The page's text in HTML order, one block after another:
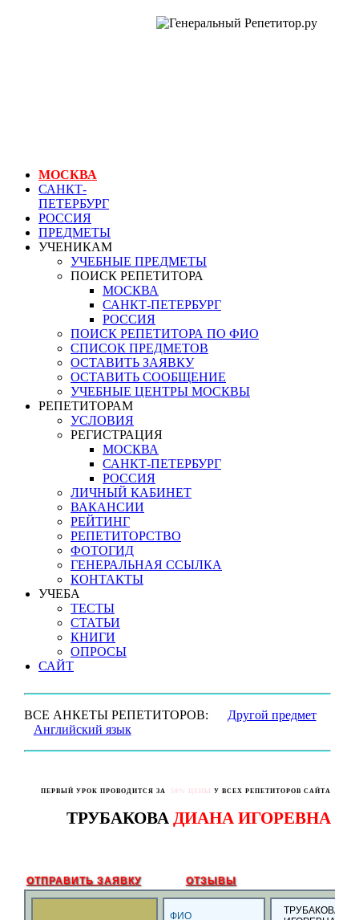
МОСКВА
САНКТ-
ПЕТЕРБУРГ
РОССИЯ
ПРЕДМЕТЫ
УЧЕНИКАМ
УЧЕБНЫЕ ПРЕДМЕТЫ
ПОИСК РЕПЕТИТОРА
МОСКВА
САНКТ-ПЕТЕРБУРГ
РОССИЯ
ПОИСК РЕПЕТИТОРА ПО ФИО
СПИСОК ПРЕДМЕТОВ
ОСТАВИТЬ ЗАЯВКУ
ОСТАВИТЬ СООБЩЕНИЕ
УЧЕБНЫЕ ЦЕНТРЫ МОСКВЫ
РЕПЕТИТОРАМ
УСЛОВИЯ
РЕГИСТРАЦИЯ
МОСКВА
САНКТ-ПЕТЕРБУРГ
РОССИЯ
ЛИЧНЫЙ КАБИНЕТ
ВАКАНСИИ
РЕЙТИНГ
РЕПЕТИТОРСТВО
ФОТОГИД
ГЕНЕРАЛЬНАЯ ССЫЛКА
КОНТАКТЫ
УЧЕБА
ТЕСТЫ
СТАТЬИ
КНИГИ
ОПРОСЫ
САЙТ
ВСЕ АНКЕТЫ РЕПЕТИТОРОВ:
Другой предмет
Английский язык
ПЕРВЫЙ УРОК ПРОВОДИТСЯ ЗА 50% ЦЕНЫ У ВСЕХ РЕПЕТИТОРОВ САЙТА
ТРУБАКОВА ДИАНА ИГОРЕВНА
ОТПРАВИТЬ ЗАЯВКУ ОТЗЫВЫ
ФИО
ТРУБАКОВА